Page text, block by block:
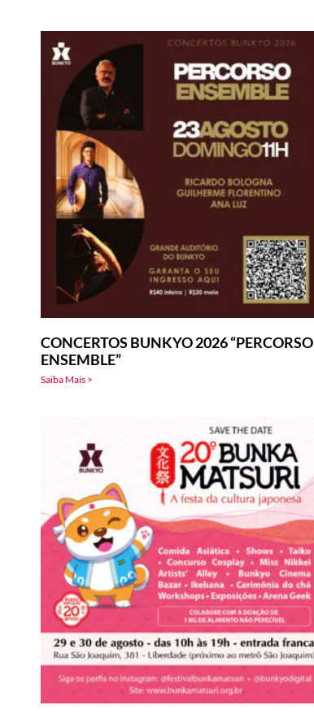
CONCERTOS BUNKYO 2026 “PERCORSO
ENSEMBLE”
Saiba Mais >